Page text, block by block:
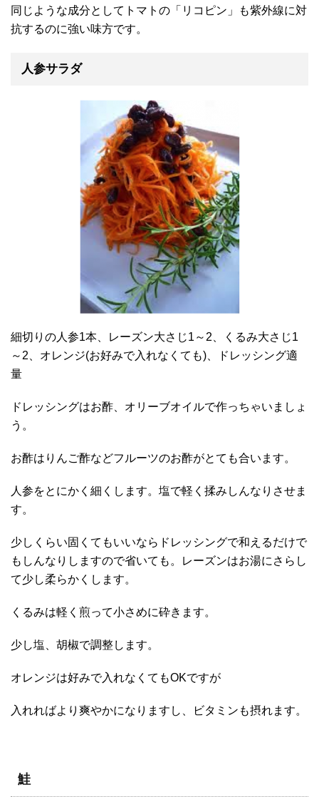
同じような成分としてトマトの「リコピン」も紫外線に対
抗するのに強い味方です。
人参サラダ
細切りの人参1本、レーズン大さじ1～2、くるみ大さじ1
～2、オレンジ(お好みで入れなくても)、ドレッシング適
量
ドレッシングはお酢、オリーブオイルで作っちゃいましょ
う。
お酢はりんご酢などフルーツのお酢がとても合います。
人参をとにかく細くします。塩で軽く揉みしんなりさせま
す。
少しくらい固くてもいいならドレッシングで和えるだけで
もしんなりしますので省いても。レーズンはお湯にさらし
て少し柔らかくします。
くるみは軽く煎って小さめに砕きます。
少し塩、胡椒で調整します。
オレンジは好みで入れなくてもOKですが
入れればより爽やかになりますし、ビタミンも摂れます。
鮭